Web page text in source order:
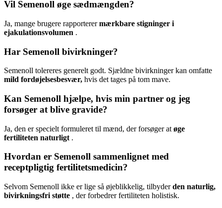
Vil Semenoll øge sædmængden?
Ja, mange brugere rapporterermærkbare stigninger i
ejakulationsvolumen .
Har Semenoll bivirkninger?
Semenoll tolereres generelt godt. Sjældne bivirkninger kan omfatte
mild fordøjelsesbesvær, hvis det tages på tom mave.
Kan Semenoll hjælpe, hvis min partner og jeg
forsøger at blive gravide?
Ja, den er specielt formuleret til mænd, der forsøger at øge
fertiliteten naturligt .
Hvordan er Semenoll sammenlignet med
receptpligtig fertilitetsmedicin?
Selvom Semenoll ikke er lige så øjeblikkelig, tilbyderden naturlig,
bivirkningsfri støtte , der forbedrer fertiliteten holistisk.